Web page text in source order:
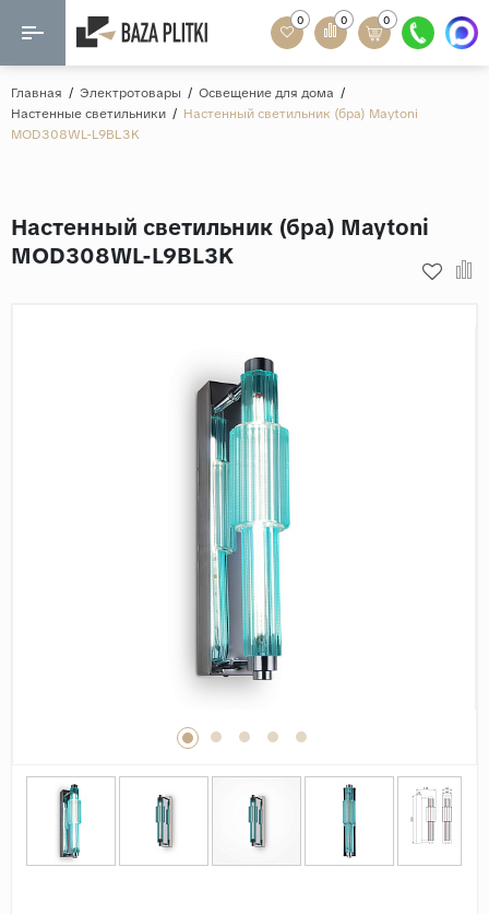
Назад
Керамогранит
20x120
Матовая
Лаппатированная
Сатинированная
Мозаика
0 0 0
Главная / Электротовары / Освещение для дома /
Настенные светильники / Настенный светильник (бра) Maytoni
MOD308WL-L9BL3K
Настенный светильник (бра) Maytoni
MOD308WL-L9BL3K